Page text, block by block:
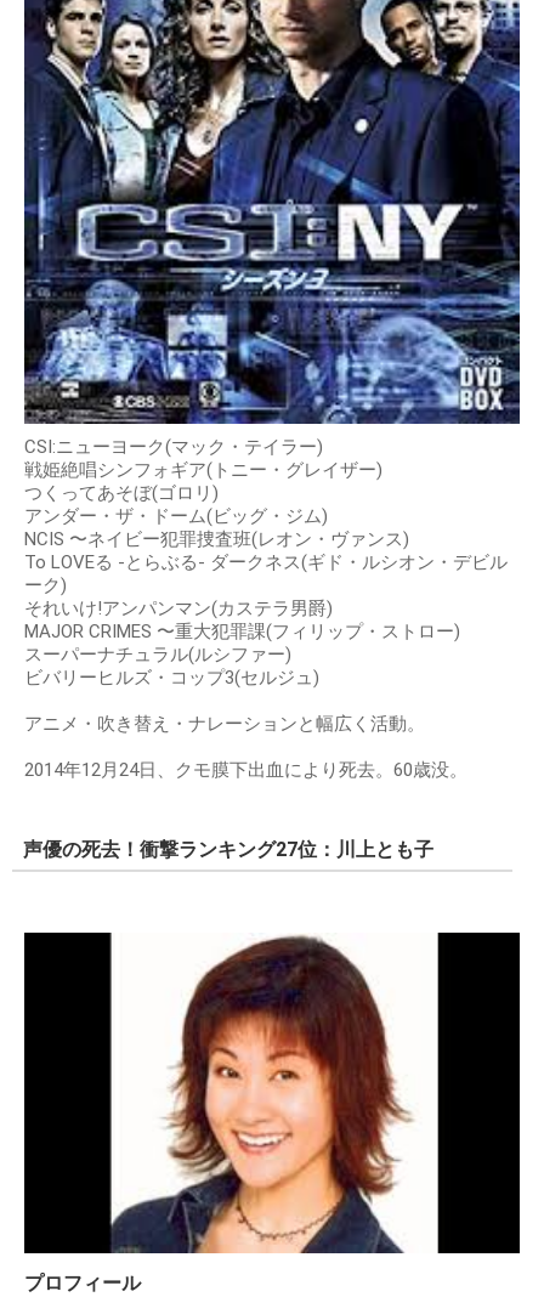
CSI:ニューヨーク(マック・テイラー)
戦姫絶唱シンフォギア(トニー・グレイザー)
つくってあそぼ(ゴロリ)
アンダー・ザ・ドーム(ビッグ・ジム)
NCIS 〜ネイビー犯罪捜査班(レオン・ヴァンス)
To LOVEる -とらぶる- ダークネス(ギド・ルシオン・デビル
ーク)
それいけ!アンパンマン(カステラ男爵)
MAJOR CRIMES 〜重大犯罪課(フィリップ・ストロー)
スーパーナチュラル(ルシファー)
ビバリーヒルズ・コップ3(セルジュ)
アニメ・吹き替え・ナレーションと幅広く活動。
2014年12月24日、クモ膜下出血により死去。60歳没。
声優の死去！衝撃ランキング27位：川上とも子
プロフィール